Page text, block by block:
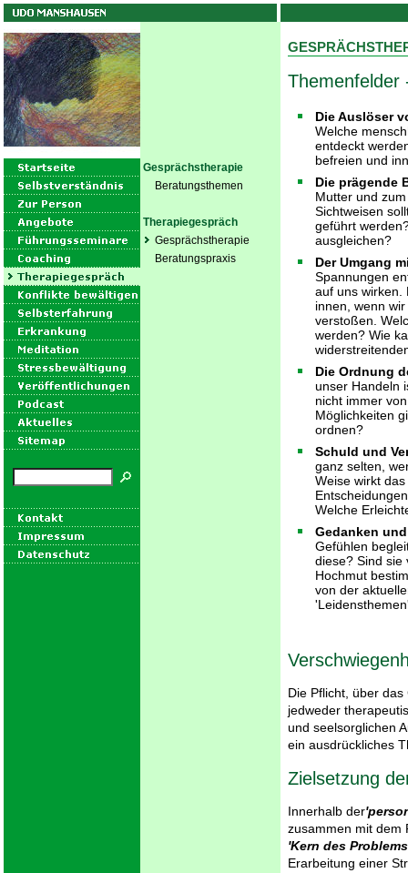
Gesprächstherapie
Beratungsthemen
Therapiegespräch
Gesprächstherapie
Beratungspraxis
Themenfelder
Die Auslöser
Welche
entdeckt
befreien und
Die prägende
Mutter und
Sichtweisen
geführt
ausgleichen?
Der Umgang
Spannungen
auf uns wirken.
innen, wenn
verstoßen.
werden? Wie
Die Ordnung
unser Handeln
nicht immer
Möglichkeiten
ordnen?
Schuld und
ganz selten,
Weise wirkt
Welche
Gedanken
Gefühlen
diese? Sind sie
Hochmut
von der
Die Pflicht, über
jedweder
und seelsorglichen
ein ausdrückliches
Zielsetzung
Innerhalb der
zusammen mit dem
'Kern des
Erarbeitung einer